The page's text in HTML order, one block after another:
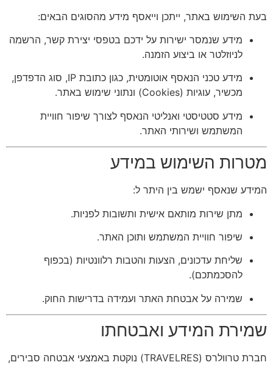
בעת השימוש באתר, ייתכן וייאסף מידע מהסוגים הבאים:
מידע שנמסר ישירות על ידכם בטפסי יצירת קשר, הרשמה
לניוזלטר או ביצוע הזמנה.
מידע טכני הנאסף אוטומטית, כגון כתובת IP, סוג הדפדפן,
מכשיר, עוגיות (Cookies) ונתוני שימוש באתר.
מידע סטטיסטי ואנליטי הנאסף לצורך שיפור חוויית
המשתמש ושירותי האתר.
מטרות השימוש במידע
המידע שנאסף ישמש בין היתר ל:
מתן שירות מותאם אישית ותשובות לפניות.
שיפור חוויית המשתמש ותוכן האתר.
שליחת עדכונים, הצעות והטבות רלוונטיות (בכפוף
להסכמתכם).
שמירה על אבטחת האתר ועמידה בדרישות החוק.
שמירת המידע ואבטחתו
חברת טרוולרס (TRAVELRES) נוקטת באמצעי אבטחה סבירים,